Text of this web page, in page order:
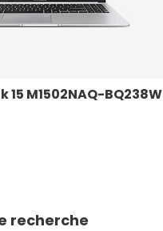
15 M1502NAQ-BQ238W
recherche